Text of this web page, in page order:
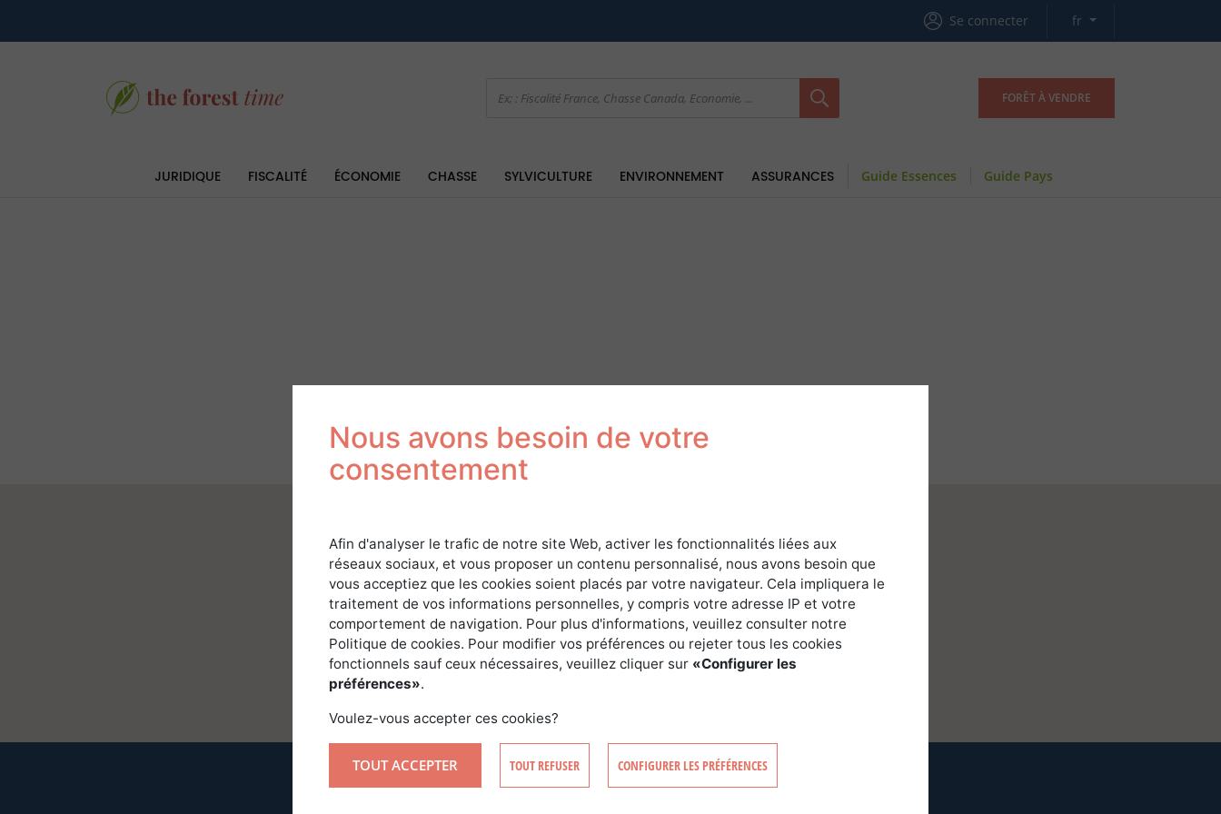
Se connecter fr
FORÊT À VENDRE
JURIDIQUE FISCALITÉ ÉCONOMIE CHASSE SYLVICULTURE ENVIRONNEMENT ASSURANCES Guide Essences Guide Pays
Connexion
SE CONNECTER
Nous avons besoin de votre
consentement
Afin d'analyser le trafic de notre site Web, activer les fonctionnalités liées aux
réseaux sociaux, et vous proposer un contenu personnalisé, nous avons besoin que
vous acceptiez que les cookies soient placés par votre navigateur. Cela impliquera le
traitement de vos informations personnelles, y compris votre adresse IP et votre
comportement de navigation. Pour plus d'informations, veuillez consulter notre
Politique de cookies. Pour modifier vos préférences ou rejeter tous les cookies
fonctionnels sauf ceux nécessaires, veuillez cliquer sur «Configurer les
préférences».
Voulez-vous accepter ces cookies?
TOUT ACCEPTER TOUT REFUSER CONFIGURER LES PRÉFÉRENCES